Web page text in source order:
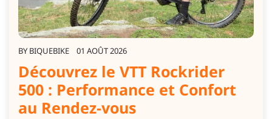
BY BIQUEBIKE 01 AOÛT 2026
Découvrez le VTT Rockrider
500 : Performance et Confort
au Rendez-vous